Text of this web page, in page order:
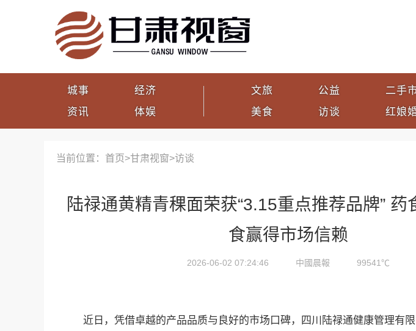
城事
资讯
经济
体娱
文旅
美食
公益
访谈
二手
红娘
当前位置：首页>甘肃视窗>访谈
陆禄通黄精青稞面荣获“3.15重点推荐品牌” 药
食赢得市场信赖
2026-06-02 07:24:46 中國晨報 99541℃
近日，凭借卓越的产品品质与良好的市场口碑，四川陆禄通健康管理有